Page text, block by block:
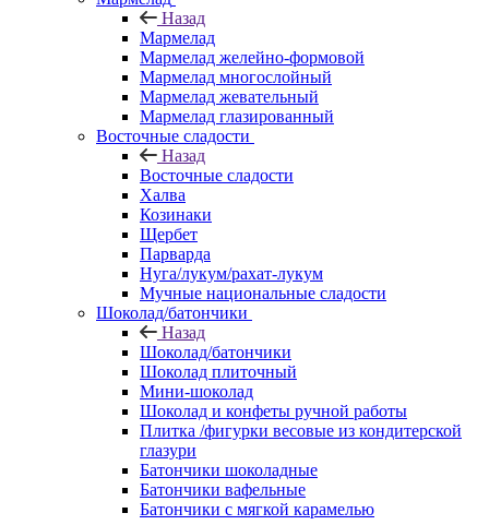
Назад
Мармелад
Мармелад желейно-формовой
Мармелад многослойный
Мармелад жевательный
Мармелад глазированный
Восточные сладости
Назад
Восточные сладости
Халва
Козинаки
Щербет
Парварда
Нуга/лукум/рахат-лукум
Мучные национальные сладости
Шоколад/батончики
Назад
Шоколад/батончики
Шоколад плиточный
Мини-шоколад
Шоколад и конфеты ручной работы
Плитка /фигурки весовые из кондитерской
глазури
Батончики шоколадные
Батончики вафельные
Батончики с мягкой карамелью